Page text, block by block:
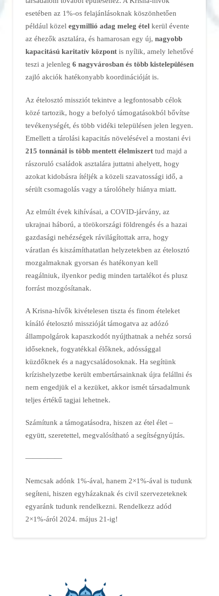
esetében az 1%-os felajánlásoknak köszönhetően
például közel egymillió adag meleg ételkerül évente
az éhezők asztalára, és hamarosan egy új, nagyobb
kapacitású karitatív központis nyílik, amely lehetővé
teszi a jelenleg 6 nagyvárosban és több kistelepülésen
zajló akciók hatékonyabb koordinációját is.
Az ételosztó missziót tekintve a legfontosabb célok
közé tartozik, hogy a befolyó támogatásokból bővítse
tevékenységét, és több vidéki településen jelen legyen.
Emellett a tárolási kapacitás növelésével a mostani évi
215 tonnánál is több mentett élelmiszerttud majd a
rászoruló családok asztalára juttatni ahelyett, hogy
azokat kidobásra ítéljék a közeli szavatossági idő, a
sérült csomagolás vagy a tárolóhely hiánya miatt.
Az elmúlt évek kihívásai, a COVID-járvány, az
ukrajnai háború, a törökországi földrengés és a hazai
gazdasági nehézségek rávilágítottak arra, hogy
váratlan és kiszámíthatatlan helyzetekben az ételosztó
mozgalmaknak gyorsan és hatékonyan kell
reagálniuk, ilyenkor pedig minden tartalékot és plusz
forrást mozgósítanak.
A Krisna-hívők kivételesen tiszta és finom ételeket
kínáló ételosztó misszióját támogatva az adózó
állampolgárok kapaszkodót nyújthatnak a nehéz sorsú
időseknek, fogyatékkal élőknek, adóssággal
küzdőknek és a nagycsaládosoknak. Ha segítünk
krízishelyzetbe került embertársainknak újra felállni és
nem engedjük el a kezüket, akkor ismét társadalmunk
teljes értékű tagjai lehetnek.
Számítunk a támogatásodra, hiszen az étel élet –
együtt, szeretettel, megvalósítható a segítségnyújtás.
—————
Nemcsak adónk 1%-ával, hanem 2×1%-ával is tudunk
segíteni, hiszen egyházaknak és civil szervezeteknek
egyaránk tudunk rendelkezni. Rendelkezz adód
2×1%-áról 2024. május 21-ig!